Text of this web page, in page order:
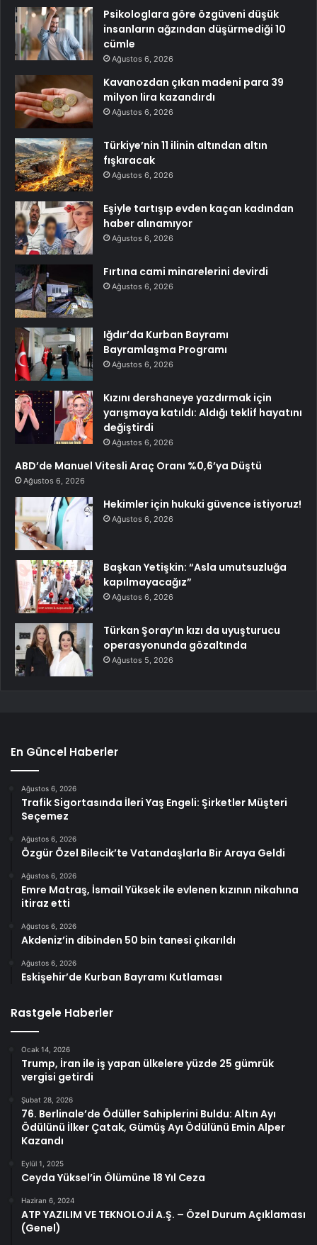
Psikologlara göre özgüveni düşük
insanların ağzından düşürmediği 10
cümle
Ağustos 6, 2026
Kavanozdan çıkan madeni para 39
milyon lira kazandırdı
Ağustos 6, 2026
Türkiye’nin 11 ilinin altından altın
fışkıracak
Ağustos 6, 2026
Eşiyle tartışıp evden kaçan kadından
haber alınamıyor
Ağustos 6, 2026
Fırtına cami minarelerini devirdi
Ağustos 6, 2026
Iğdır’da Kurban Bayramı
Bayramlaşma Programı
Ağustos 6, 2026
Kızını dershaneye yazdırmak için
yarışmaya katıldı: Aldığı teklif hayatını
değiştirdi
Ağustos 6, 2026
ABD’de Manuel Vitesli Araç Oranı %0,6’ya Düştü
Ağustos 6, 2026
Hekimler için hukuki güvence istiyoruz!
Ağustos 6, 2026
Başkan Yetişkin: “Asla umutsuzluğa
kapılmayacağız”
Ağustos 6, 2026
Türkan Şoray’ın kızı da uyuşturucu
operasyonunda gözaltında
Ağustos 5, 2026
En Güncel Haberler
Ağustos 6, 2026
Trafik Sigortasında İleri Yaş Engeli: Şirketler Müşteri
Seçemez
Ağustos 6, 2026
Özgür Özel Bilecik’te Vatandaşlarla Bir Araya Geldi
Ağustos 6, 2026
Emre Matraş, İsmail Yüksek ile evlenen kızının nikahına
itiraz etti
Ağustos 6, 2026
Akdeniz’in dibinden 50 bin tanesi çıkarıldı
Ağustos 6, 2026
Eskişehir’de Kurban Bayramı Kutlaması
Rastgele Haberler
Ocak 14, 2026
Trump, İran ile iş yapan ülkelere yüzde 25 gümrük
vergisi getirdi
Şubat 28, 2026
76. Berlinale’de Ödüller Sahiplerini Buldu: Altın Ayı
Ödülünü İlker Çatak, Gümüş Ayı Ödülünü Emin Alper
Kazandı
Eylül 1, 2025
Ceyda Yüksel’in Ölümüne 18 Yıl Ceza
Haziran 6, 2024
ATP YAZILIM VE TEKNOLOJİ A.Ş. – Özel Durum Açıklaması
(Genel)